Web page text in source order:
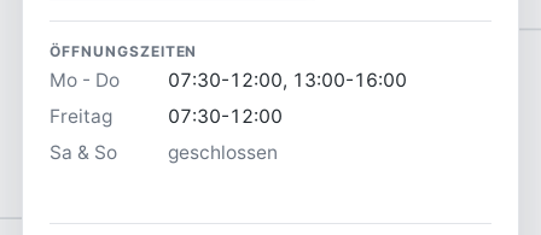
ÖFFNUNGSZEITEN
Mo - Do
07:30-12:00, 13:00-16:00
Freitag
07:30-12:00
Sa & So
geschlossen